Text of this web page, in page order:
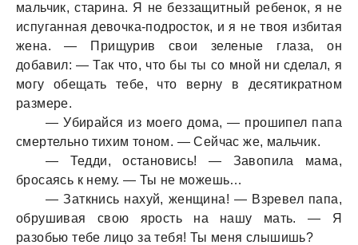
мальчик, старина. Я не беззащитный ребенок, я не
испуганная девочка-подросток, и я не твоя избитая
жена. — Прищурив свои зеленые глаза, он
добавил: — Так что, что бы ты со мной ни сделал, я
могу обещать тебе, что верну в десятикратном
размере.
— Убирайся из моего дома, — прошипел папа
смертельно тихим тоном. — Сейчас же, мальчик.
— Тедди, остановись! — Завопила мама,
бросаясь к нему. — Ты не можешь…
— Заткнись нахуй, женщина! — Взревел папа,
обрушивая свою ярость на нашу мать. — Я
разобью тебе лицо за тебя! Ты меня слышишь?